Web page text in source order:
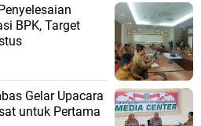
BPK, Target
Gelar Upacara
untuk Pertama